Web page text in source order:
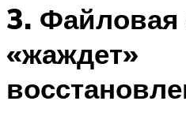
3. Файловая
«жаждет»